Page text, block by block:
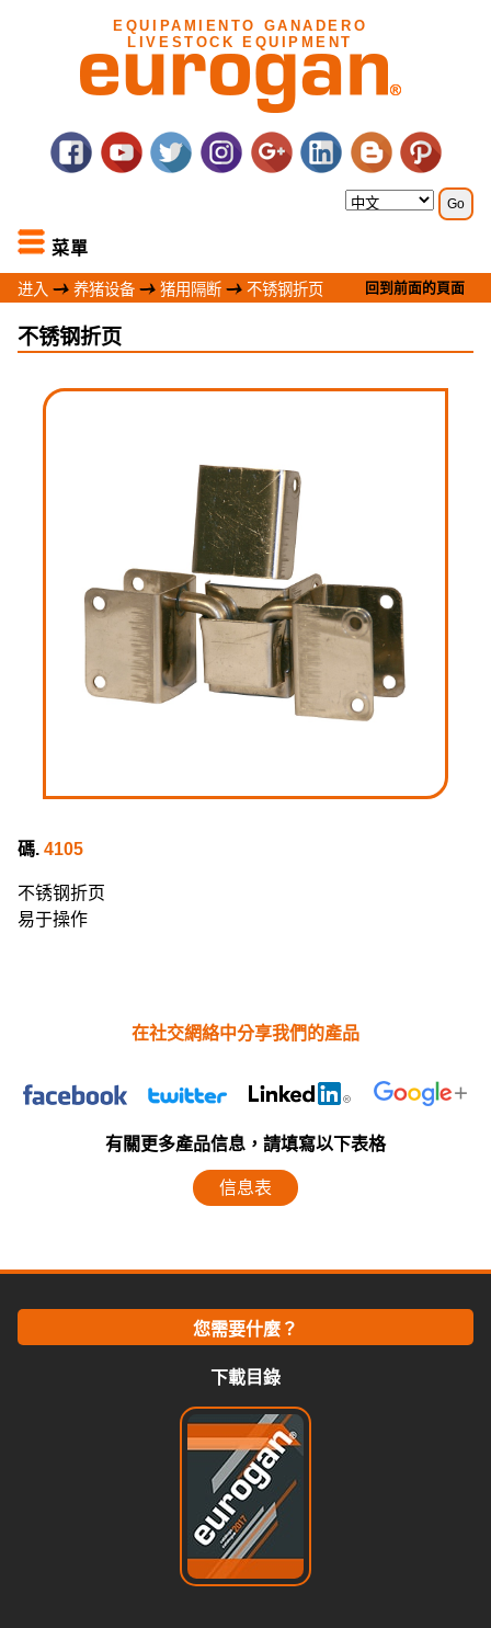
EQUIPAMIENTO GANADERO
LIVESTOCK EQUIPMENT
菜單
进入 养猪设备 猪用隔断 不锈钢折页 回到前面的頁面
不锈钢折页
碼. 4105
不锈钢折页
易于操作
在社交網絡中分享我們的產品
有關更多產品信息，請填寫以下表格
信息表
您需要什麼？
下載目錄